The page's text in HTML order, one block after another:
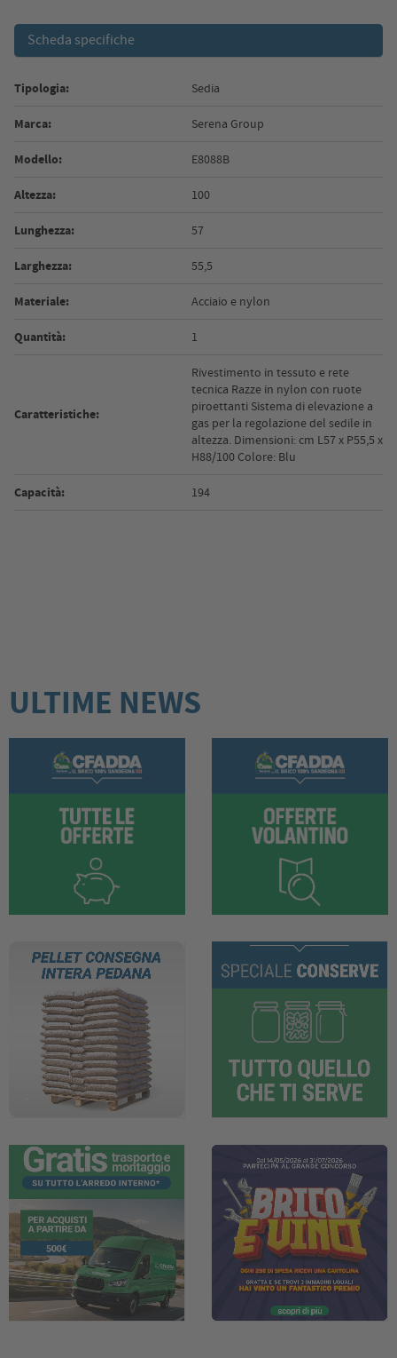
Scheda specifiche
Tipologia: Sedia
Marca: Serena Group
Modello: E8088B
Altezza: 100
Lunghezza: 57
Larghezza: 55,5
Materiale: Acciaio e nylon
Quantità: 1
Caratteristiche:
Rivestimento in tessuto e rete
tecnica Razze in nylon con ruote
piroettanti Sistema di elevazione a
gas per la regolazione del sedile in
altezza. Dimensioni: cm L57 x P55,5 x
H88/100 Colore: Blu
Capacità: 194
ULTIME NEWS